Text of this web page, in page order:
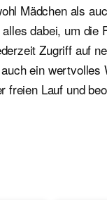
Mädchen als
dabei, um die
Zugriff auf
ein
freien Lauf und